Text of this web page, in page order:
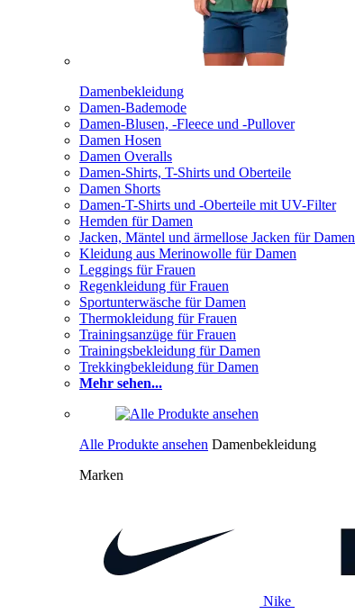
Damenbekleidung
Damen-Bademode
Damen-Blusen, -Fleece und -Pullover
Damen Hosen
Damen Overalls
Damen-Shirts, T-Shirts und Oberteile
Damen Shorts
Damen-T-Shirts und -Oberteile mit UV-Filter
Hemden für Damen
Jacken, Mäntel und ärmellose Jacken für Damen
Kleidung aus Merinowolle für Damen
Leggings für Frauen
Regenkleidung für Frauen
Sportunterwäsche für Damen
Thermokleidung für Frauen
Trainingsanzüge für Frauen
Trainingsbekleidung für Damen
Trekkingbekleidung für Damen
Mehr sehen...
Alle Produkte ansehen Damenbekleidung
Marken
Nike